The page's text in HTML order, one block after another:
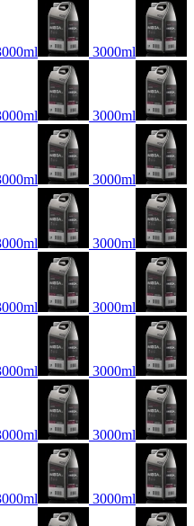
3000ml
3000ml
3000ml
3000ml
3000ml
3000ml
3000ml
3000ml